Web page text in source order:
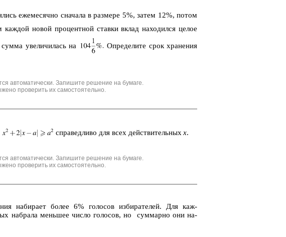
еже­ме­сяч­но сна­ча­ла в раз­ме­ре 5%, затем 12%, потом
новой про­цент­ной став­ки вклад на­хо­дил­ся целое
уве­ли­чи­лась на
Опре­де­ли­те срок хра­не­ния
автоматически. Запишите решение на бумаге.
проверить их самостоятельно.
спра­вед­ли­во для всех дей­стви­тель­ныхx.
автоматически. Запишите решение на бумаге.
проверить их самостоятельно.
на­би­ра­ет более 6% го­ло­сов из­би­ра­те­лей. Для каж­
на­бра­ла мень­шее число го­ло­сов, но сум­мар­но они на­